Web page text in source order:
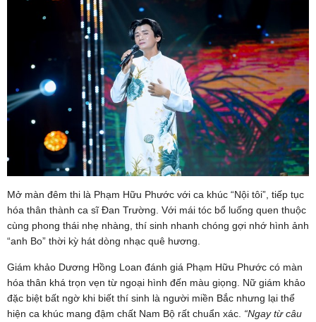
Mở màn đêm thi là Phạm Hữu Phước với ca khúc “Nội tôi”, tiếp tục
hóa thân thành ca sĩ Đan Trường. Với mái tóc bổ luống quen thuộc
cùng phong thái nhẹ nhàng, thí sinh nhanh chóng gợi nhớ hình ảnh
“anh Bo” thời kỳ hát dòng nhạc quê hương.
Giám khảo Dương Hồng Loan đánh giá Phạm Hữu Phước có màn
hóa thân khá trọn vẹn từ ngoại hình đến màu giọng. Nữ giám khảo
đặc biệt bất ngờ khi biết thí sinh là người miền Bắc nhưng lại thể
hiện ca khúc mang đậm chất Nam Bộ rất chuẩn xác. “Ngay từ câu